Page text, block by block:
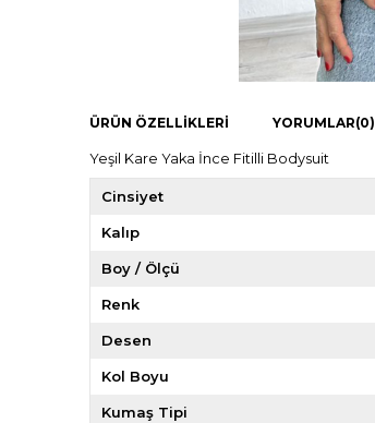
ÜRÜN ÖZELLIKLERI YORUMLAR(0)
Yeşil Kare Yaka İnce Fitilli Bodysuit
Cinsiyet
Kalıp
Boy / Ölçü
Renk
Desen
Kol Boyu
Kumaş Tipi